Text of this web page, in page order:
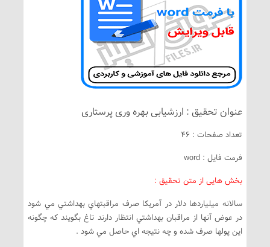
عنوان تحقیق : ارزشیابی بهره وری پرستاری
تعداد صفحات : 46
فرمت فایل : word
بخش هایی از متن تحقیق :
سالانه ميلياردها دلار در آمريكا صرف مراقبتهاي بهداشتي مي شود
در عوض آنها از مراقبان بهداشتي انتظار دارند تاغ بگويند كه چگونه
اين پولها صرف شده و چه نتيجه اي حاصل مي شود .